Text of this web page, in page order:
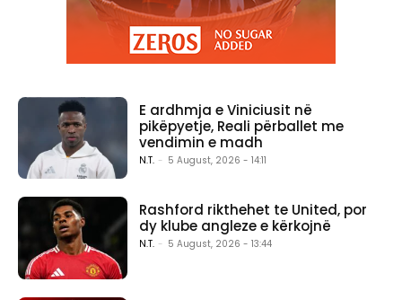
E ardhmja e Viniciusit në
pikëpyetje, Reali përballet me
vendimin e madh
N.T. - 5 August, 2026 - 14:11
Rashford rikthehet te United, por
dy klube angleze e kërkojnë
N.T. - 5 August, 2026 - 13:44